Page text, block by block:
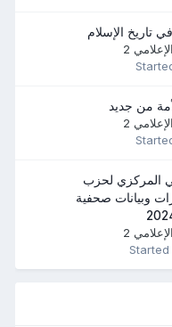
تاريخ الإسلام
2
من جديد
2
المركزي لحزب
وبيانات صحفية
2
Started